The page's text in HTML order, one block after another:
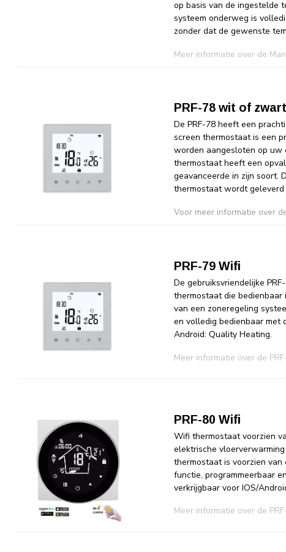
op basis van de ingestelde
systeem onderweg is
zonder dat de gewenste
Meer informatie over de
PRF-78 wit of zwart
De PRF-78 heeft een
screen thermostaat is een
worden aangesloten op uw
thermostaat heeft een
geavanceerde in zijn soort.
thermostaat wordt
Voor meer informatie over
PRF-79 Wifi
De gebruiksvriendelijke
thermostaat die bedienbaar
van een zoneregeling
en volledig bedienbaar met
Android: Quality Heating.
Meer informatie over de
PRF-80 Wifi
Wifi thermostaat voorzien
elektrische
thermostaat is voorzien
functie, programmeerbaar
verkrijgbaar voor IOS/
Meer informatie over de